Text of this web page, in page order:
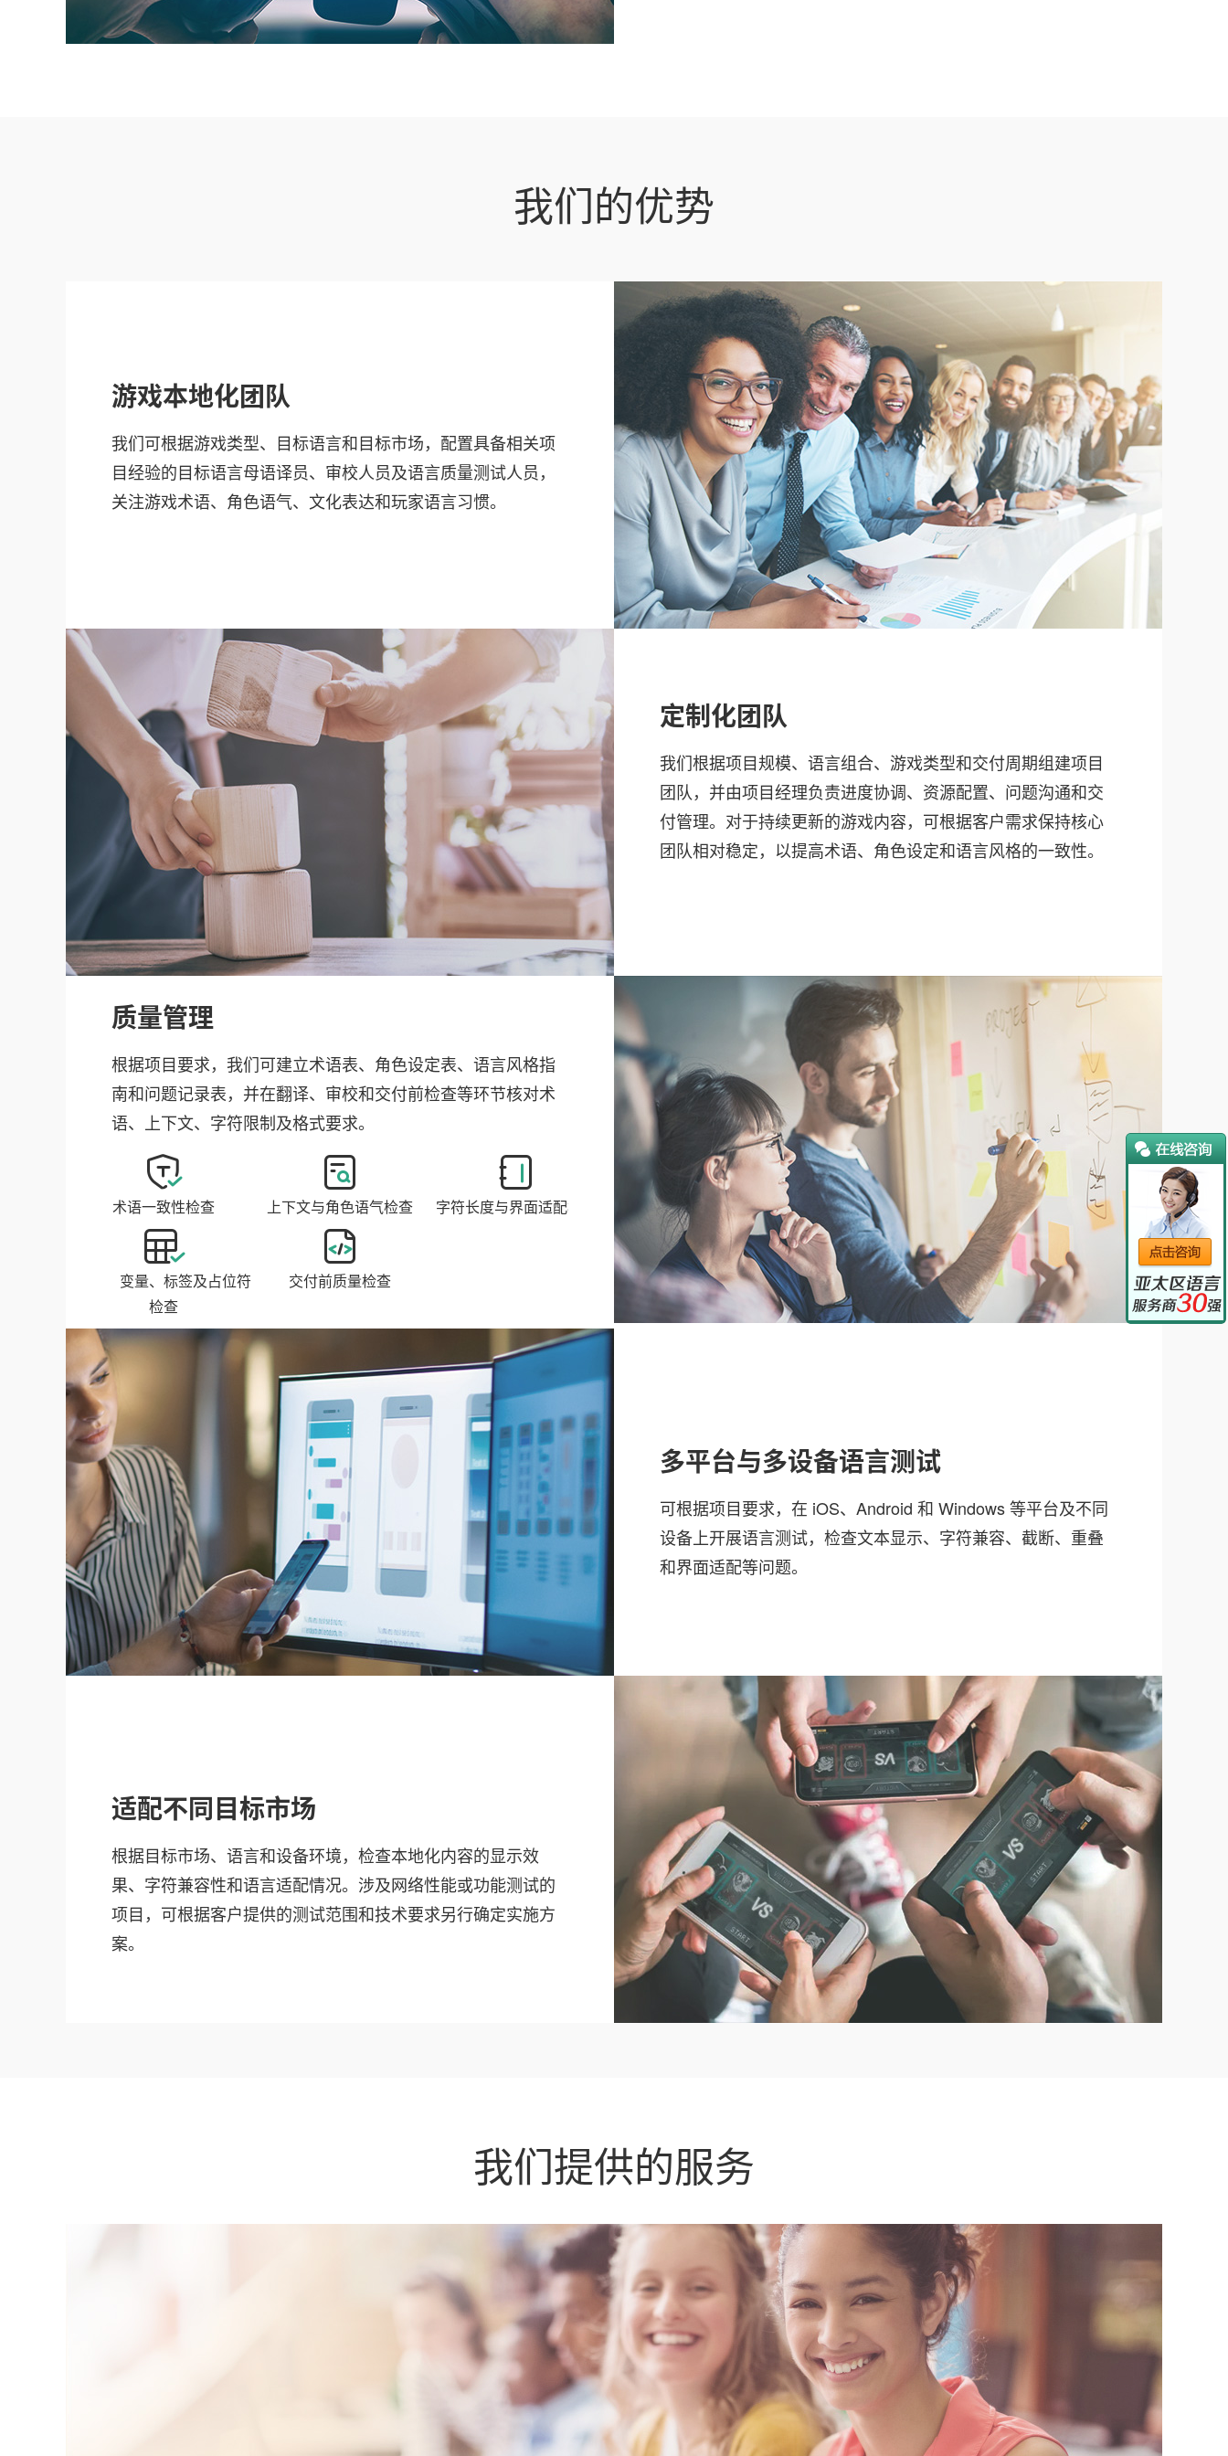
我们的优势
游戏本地化团队
我们可根据游戏类型、目标语言和目标市场，配置具备相关项
目经验的目标语言母语译员、审校人员及语言质量测试人员，
关注游戏术语、角色语气、文化表达和玩家语言习惯。
定制化团队
我们根据项目规模、语言组合、游戏类型和交付周期组建项目
团队，并由项目经理负责进度协调、资源配置、问题沟通和交
付管理。对于持续更新的游戏内容，可根据客户需求保持核心
团队相对稳定，以提高术语、角色设定和语言风格的一致性。
质量管理
根据项目要求，我们可建立术语表、角色设定表、语言风格指
南和问题记录表，并在翻译、审校和交付前检查等环节核对术
语、上下文、字符限制及格式要求。
术语一致性检查 上下文与角色语气检查 字符长度与界面适配检查
数字、变量、标签及占位符
检查
交付前质量检查
多平台与多设备语言测试
可根据项目要求，在 iOS、Android 和 Windows 等平台及不同
设备上开展语言测试，检查文本显示、字符兼容、截断、重叠
和界面适配等问题。
适配不同目标市场
根据目标市场、语言和设备环境，检查本地化内容的显示效
果、字符兼容性和语言适配情况。涉及网络性能或功能测试的
项目，可根据客户提供的测试范围和技术要求另行确定实施方
案。
我们提供的服务